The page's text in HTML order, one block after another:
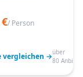
/ Person
vergleichen →über
80